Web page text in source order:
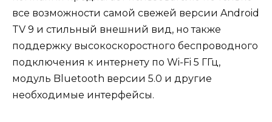
все возможности самой свежей версии Android
TV 9 и стильный внешний вид, но также
поддержку высокоскоростного беспроводного
подключения к интернету по Wi-Fi 5 ГГц,
модуль Bluetooth версии 5.0 и другие
необходимые интерфейсы.